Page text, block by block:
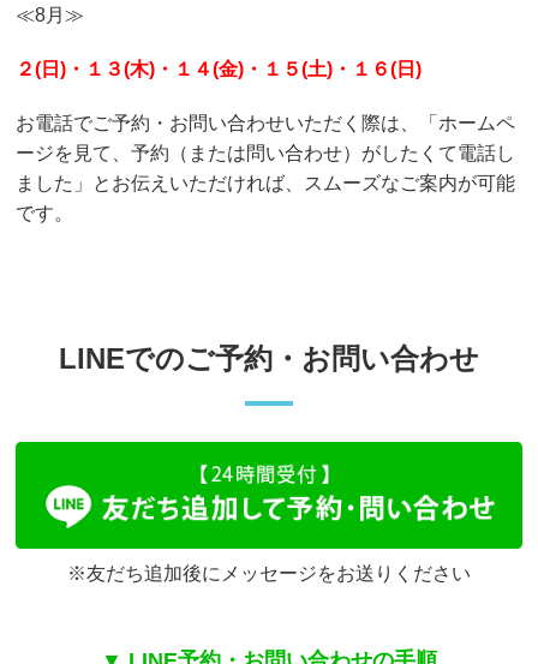
≪8月≫
２(日)・１３(木)・１４(金)・１５(土)・１６(日)
お電話でご予約・お問い合わせいただく際は、「ホームペ
ージを見て、予約（または問い合わせ）がしたくて電話し
ました」とお伝えいただければ、スムーズなご案内が可能
です。
LINEでのご予約・お問い合わせ
※友だち追加後にメッセージをお送りください